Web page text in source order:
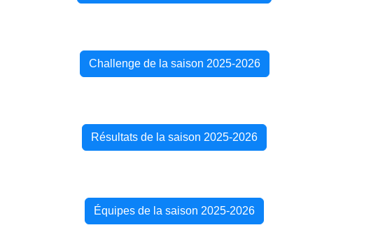
Challenge de la saison 2025-2026
Résultats de la saison 2025-2026
Équipes de la saison 2025-2026